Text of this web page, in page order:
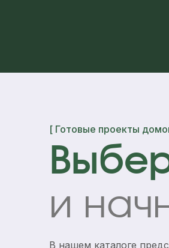
В нашем каталоге
и
[ Готовые проекты